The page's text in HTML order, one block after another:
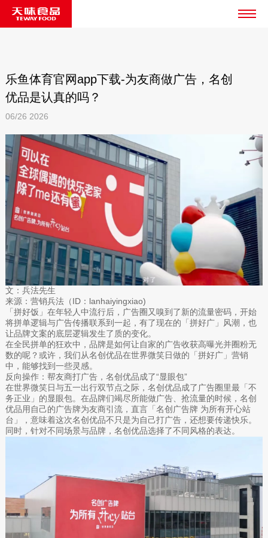
乐鱼体育官网app下载-为友商做广告，名创
优品是认真的吗？
06/26 2026
文：兵法先生
来源：营销兵法（ID：lanhaiyingxiao)
「拼好饭」在年轻人中流行后，广告圈又嗅到了新的流量密码，开始
将拼单逻辑与广告传播联系到一起，有了现在的「拼好广」风潮，也
让品牌文案的底层逻辑发生了质的变化。
在全民拼单的狂欢中，品牌是如何让自家的广告收获高曝光并圈粉无
数的呢？或许，我们从名创优品在世界微笑日做的「拼好广」营销
中，能够找到一些灵感。
反向操作：帮友商打广告，名创优品成了“显眼包”
在世界微笑日与五一出行双节点之际，名创优品成了广告圈里最「不
务正业」的显眼包。在品牌们竭尽所能做广告、抢流量的时候，名创
优品用自己的广告牌为友商引流，直言「名创广告牌 为所有开心站
台」，意味着这次名创优品不只是为自己打广告，还想要传递快乐。
同时，针对不同场景与品牌，名创优品选择了不同风格的表达。